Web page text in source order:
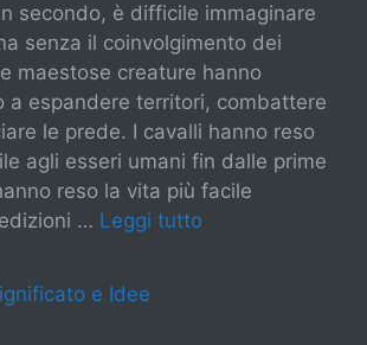
secondo, è difficile immaginare
senza il coinvolgimento dei
maestose creature hanno
a espandere territori, combattere
le prede. I cavalli hanno reso
agli esseri umani fin dalle prime
reso la vita più facile
… Leggi tutto
e Idee